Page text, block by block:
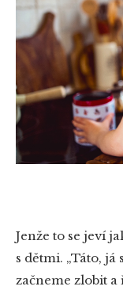
Jenže to se jeví
s dětmi. „Táto, já
začneme zlobit